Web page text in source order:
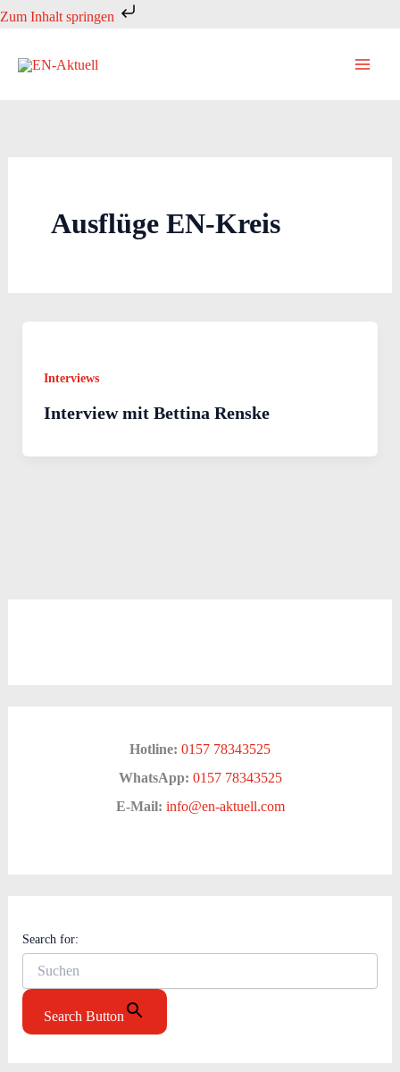
Zum Inhalt springen
Zum
springen
Ausflüge EN-Kreis
Interviews
Interview mit Bettina Renske
Hotline: 0157 78343525
WhatsApp: 0157 78343525
E-Mail: info@en-aktuell.com
Search for:
Search Button